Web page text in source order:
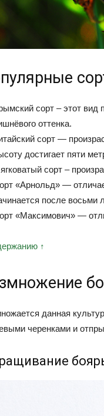
сорт – этот вид
оттенка.
сорт —
достигает пяти
сорт –
«Арнольд» —
после восьми
«Максимович» —
↑
данная
черенками и